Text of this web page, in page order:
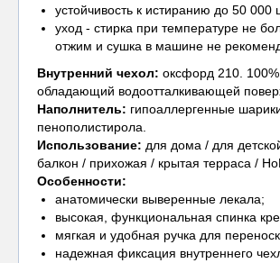
устойчивость к истиранию до 50 000
уход - стирка при температуре не
отжим и сушка в машине не
Внутренний чехол: оксфорд 210. 100%
обладающий водоотталкивающей
Наполнитель: гипоаллергенные
пенополистирола.
Использование: для дома / для
балкон / прихожая / крытая терраса /
Особенности:
анатомически выверенные лекала;
высокая, функциональная спинка
мягкая и удобная ручка для
надежная фиксация внутреннего